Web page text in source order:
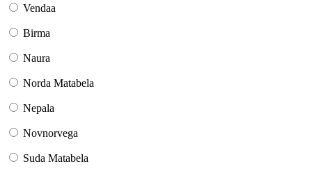
Vendaa
Birma
Naura
Norda Matabela
Nepala
Novnorvega
Suda Matabela